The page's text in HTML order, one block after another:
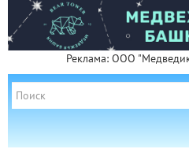
Реклама: ООО